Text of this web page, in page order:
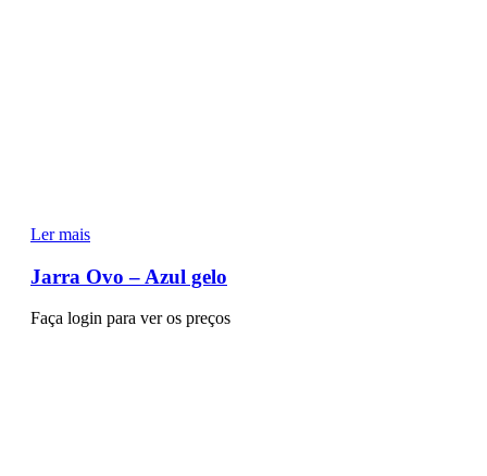
Ler mais
Jarra Ovo – Azul gelo
Faça login para ver os preços